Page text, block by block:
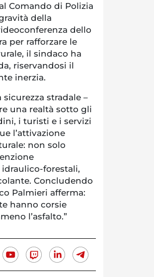
Comando di Polizia
della
dello
per rafforzare le
il sindaco ha
riservandosi il
inerzia.
stradale –
una realtà sotto gli
i turisti e i servizi
l’attivazione
non solo
forestali,
Concludendo
Palmieri afferma:
hanno corsie
l’asfalto.”